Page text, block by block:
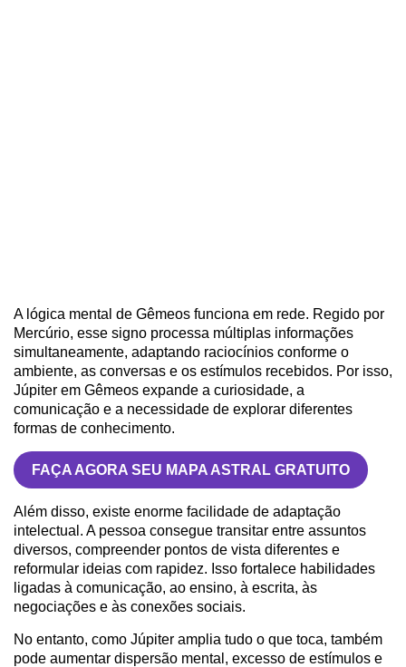
A lógica mental de Gêmeos funciona em rede. Regido por
Mercúrio, esse signo processa múltiplas informações
simultaneamente, adaptando raciocínios conforme o
ambiente, as conversas e os estímulos recebidos. Por isso,
Júpiter em Gêmeos expande a curiosidade, a
comunicação e a necessidade de explorar diferentes
formas de conhecimento.
FAÇA AGORA SEU MAPA ASTRAL GRATUITO
Além disso, existe enorme facilidade de adaptação
intelectual. A pessoa consegue transitar entre assuntos
diversos, compreender pontos de vista diferentes e
reformular ideias com rapidez. Isso fortalece habilidades
ligadas à comunicação, ao ensino, à escrita, às
negociações e às conexões sociais.
No entanto, como Júpiter amplia tudo o que toca, também
pode aumentar dispersão mental, excesso de estímulos e